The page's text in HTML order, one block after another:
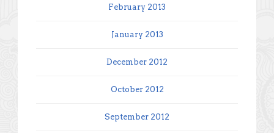
February 2013
January 2013
December 2012
October 2012
September 2012